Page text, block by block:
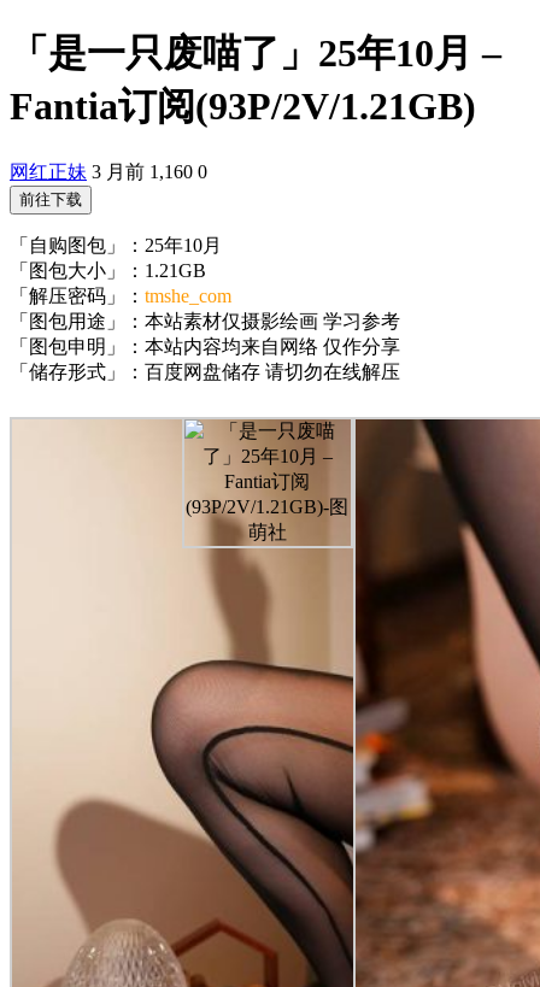
「是一只废喵了」25年10月 –
Fantia订阅(93P/2V/1.21GB)
网红正妹 3 月前 1,160 0
前往下载
「自购图包」：25年10月
「图包大小」：1.21GB
「解压密码」： tmshe_com
「图包用途」：本站素材仅摄影绘画 学习参考
「图包申明」：本站内容均来自网络 仅作分享
「储存形式」：百度网盘储存 请切勿在线解压